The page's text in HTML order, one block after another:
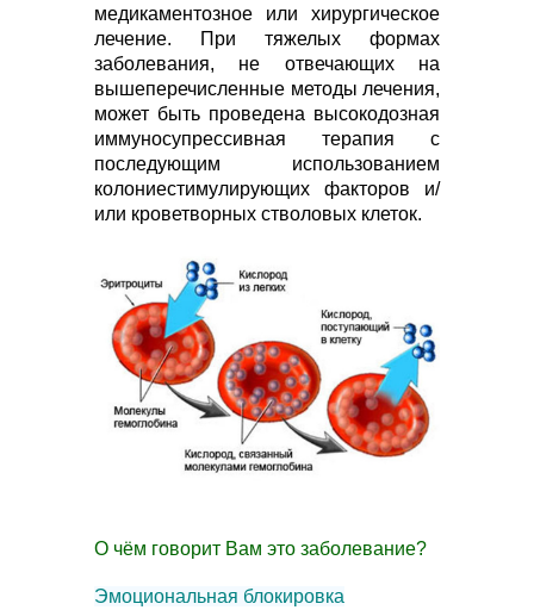
медикаментозное или хирургическое
лечение. При тяжелых формах
заболевания, не отвечающих на
вышеперечисленные методы лечения,
может быть проведена высокодозная
иммуносупрессивная терапия с
последующим использованием
колониестимулирующих факторов и/
или кроветворных стволовых клеток.
О чём говорит Вам это заболевание?
Эмоциональная блокировка